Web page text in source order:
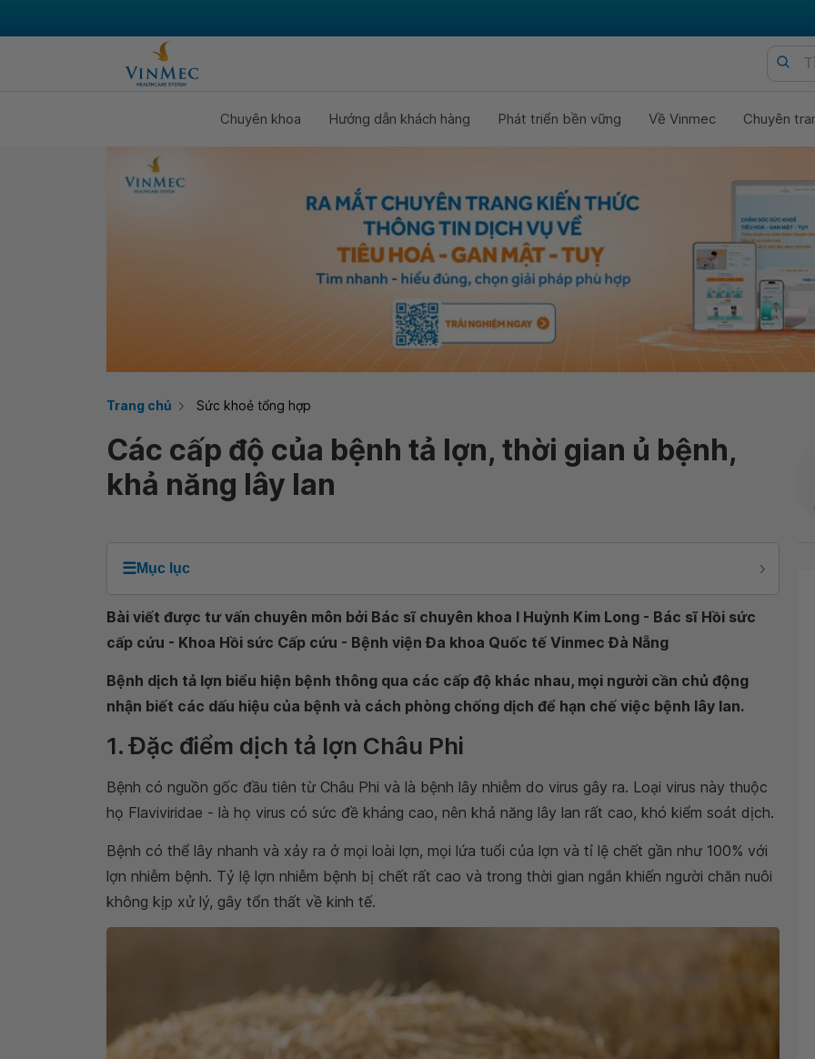
Chuyên khoa Hướng dẫn khách hàng Phát triển bền vững Về Vinmec Chuyên
Trang chủ Sức khoẻ tổng hợp
Các cấp độ của bệnh tả lợn, thời gian ủ bệnh,
khả năng lây lan
☰Mục lục
Bài viết được tư vấn chuyên môn bởi Bác sĩ chuyên khoa I Huỳnh Kim Long - Bác sĩ Hồi sức
cấp cứu - Khoa Hồi sức Cấp cứu - Bệnh viện Đa khoa Quốc tế Vinmec Đà Nẵng
Bệnh dịch tả lợn biểu hiện bệnh thông qua các cấp độ khác nhau, mọi người cần chủ động
nhận biết các dấu hiệu của bệnh và cách phòng chống dịch để hạn chế việc bệnh lây lan.
1. Đặc điểm dịch tả lợn Châu Phi
Bệnh có nguồn gốc đầu tiên từ Châu Phi và là bệnh lây nhiễm do virus gây ra. Loại virus này thuộc
họ Flaviviridae - là họ virus có sức đề kháng cao, nên khả năng lây lan rất cao, khó kiểm soát dịch.
Bệnh có thể lây nhanh và xảy ra ở mọi loài lợn, mọi lứa tuổi của lợn và tỉ lệ chết gần như 100% với
lợn nhiễm bệnh. Tỷ lệ lợn nhiễm bệnh bị chết rất cao và trong thời gian ngắn khiến người chăn nuôi
không kịp xử lý, gây tổn thất về kinh tế.